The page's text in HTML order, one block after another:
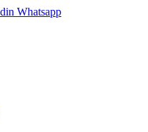
Whatsapp